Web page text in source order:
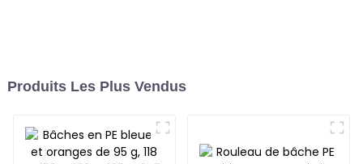
Produits Les Plus Vendus